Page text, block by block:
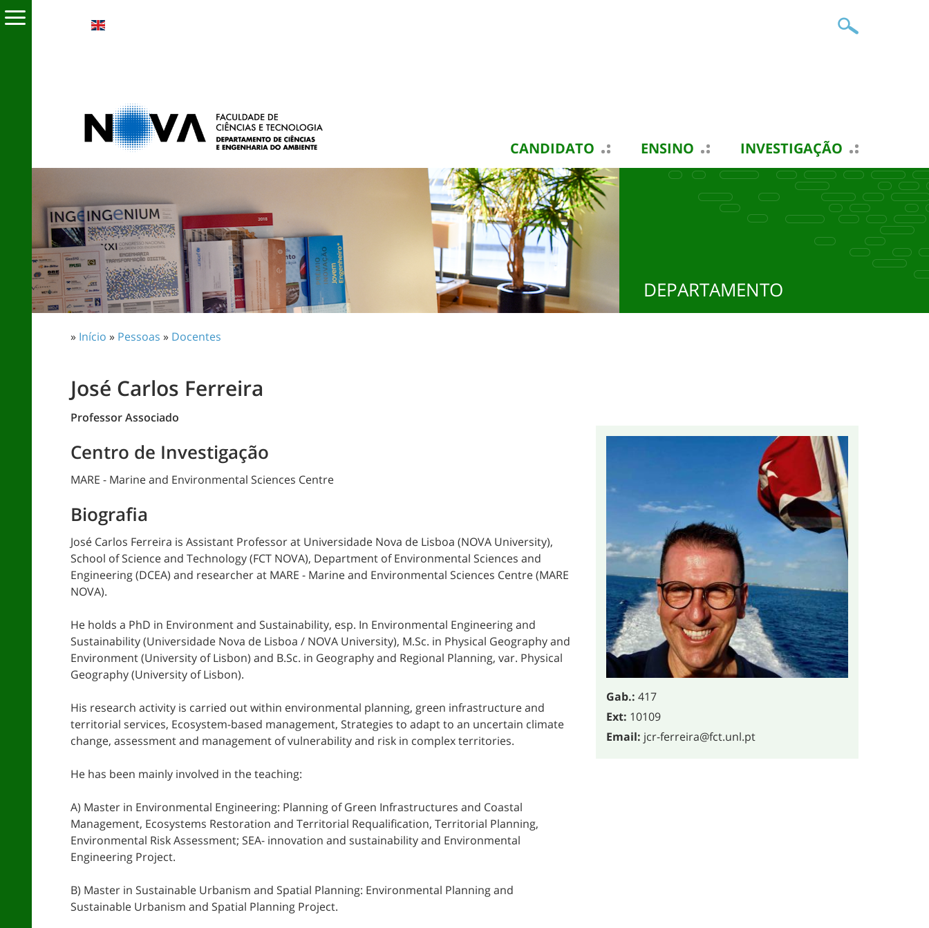
CANDIDATO ENSINO INVESTIGAÇÃO
DEPARTAMENTO
» Início » Pessoas » Docentes
José Carlos Ferreira
Professor Associado
Gab.: 417
Ext: 10109
Email: jcr-ferreira@fct.unl.pt
Centro de Investigação
MARE - Marine and Environmental Sciences Centre
Biografia
José Carlos Ferreira is Assistant Professor at Universidade Nova de Lisboa (NOVA University),
School of Science and Technology (FCT NOVA), Department of Environmental Sciences and
Engineering (DCEA) and researcher at MARE - Marine and Environmental Sciences Centre (MARE
NOVA).
He holds a PhD in Environment and Sustainability, esp. In Environmental Engineering and
Sustainability (Universidade Nova de Lisboa / NOVA University), M.Sc. in Physical Geography and
Environment (University of Lisbon) and B.Sc. in Geography and Regional Planning, var. Physical
Geography (University of Lisbon).
His research activity is carried out within environmental planning, green infrastructure and
territorial services, Ecosystem-based management, Strategies to adapt to an uncertain climate
change, assessment and management of vulnerability and risk in complex territories.
He has been mainly involved in the teaching:
A) Master in Environmental Engineering: Planning of Green Infrastructures and Coastal
Management, Ecosystems Restoration and Territorial Requalification, Territorial Planning,
Environmental Risk Assessment; SEA- innovation and sustainability and Environmental
Engineering Project.
B) Master in Sustainable Urbanism and Spatial Planning: Environmental Planning and
Sustainable Urbanism and Spatial Planning Project.